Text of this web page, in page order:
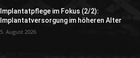
Implantatpflege im Fokus (2/2):
Implantatversorgung im höheren Alter
5. August 2026